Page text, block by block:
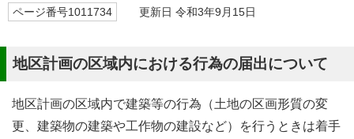
ページ番号1011734 更新日 令和3年9月15日
地区計画の区域内における行為の届出について
地区計画の区域内で建築等の行為（土地の区画形質の変
更、建築物の建築や工作物の建設など）を行うときは着手